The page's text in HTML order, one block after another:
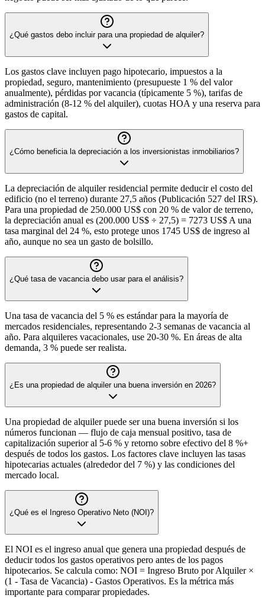
¿Qué gastos debo incluir para una propiedad de alquiler?
Los gastos clave incluyen pago hipotecario, impuestos a la
propiedad, seguro, mantenimiento (presupueste 1 % del valor
anualmente), pérdidas por vacancia (típicamente 5 %), tarifas de
administración (8-12 % del alquiler), cuotas HOA y una reserva para
gastos de capital.
¿Cómo beneficia la depreciación a los inversionistas inmobiliarios?
La depreciación de alquiler residencial permite deducir el costo del
edificio (no el terreno) durante 27,5 años (Publicación 527 del IRS).
Para una propiedad de 250.000 US$ con 20 % de valor de terreno,
la depreciación anual es (200.000 US$ ÷ 27,5) = 7273 US$ A una
tasa marginal del 24 %, esto protege unos 1745 US$ de ingreso al
año, aunque no sea un gasto de bolsillo.
¿Qué tasa de vacancia debo usar para el análisis?
Una tasa de vacancia del 5 % es estándar para la mayoría de
mercados residenciales, representando 2-3 semanas de vacancia al
año. Para alquileres vacacionales, use 20-30 %. En áreas de alta
demanda, 3 % puede ser realista.
¿Es una propiedad de alquiler una buena inversión en 2026?
Una propiedad de alquiler puede ser una buena inversión si los
números funcionan — flujo de caja mensual positivo, tasa de
capitalización superior al 5-6 % y retorno sobre efectivo del 8 %+
después de todos los gastos. Los factores clave incluyen las tasas
hipotecarias actuales (alrededor del 7 %) y las condiciones del
mercado local.
¿Qué es el Ingreso Operativo Neto (NOI)?
El NOI es el ingreso anual que genera una propiedad después de
deducir todos los gastos operativos pero antes de los pagos
hipotecarios. Se calcula como: NOI = Ingreso Bruto por Alquiler ×
(1 - Tasa de Vacancia) - Gastos Operativos. Es la métrica más
importante para comparar propiedades.